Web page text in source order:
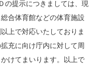
提示につきましては、現
合体育館などの体育施設
上で対応いたしておりま
充に向け庁内に対して周
けてまいります。以上で